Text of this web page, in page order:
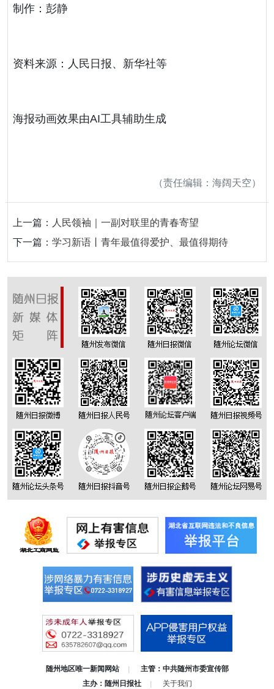
制作：彭静
资料来源：人民日报、新华社等
海报动画效果由AI工具辅助生成
（责任编辑：海阔天空）
上一篇： 人民领袖｜一副对联里的青春寄望
下一篇： 学习新语丨青年最值得爱护、最值得期待
随州地区唯一新闻网站 |
主管：中共随州市委宣传部
主办：随州日报社
| 关于我们